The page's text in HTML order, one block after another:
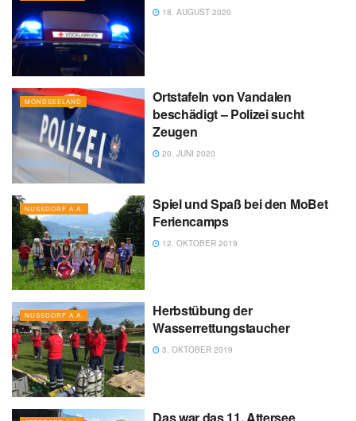
18. AUGUST 2020
MONDSEELAND
Ortstafeln von Vandalen
beschädigt – Polizei sucht
Zeugen
20. JUNI 2020
NUSSDORF A.A.
Spiel und Spaß bei den MoBet
Feriencamps
12. OKTOBER 2019
NUSSDORF A.A.
Herbstübung der
Wasserrettungstaucher
3. OKTOBER 2019
Das war das 11. Attersee